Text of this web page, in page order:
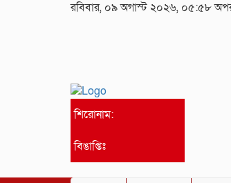
রবিবার, ০৯ অগাস্ট ২০২৬, ০৫:৫৮
শিরোনাম:
বিঙাপ্তিঃ